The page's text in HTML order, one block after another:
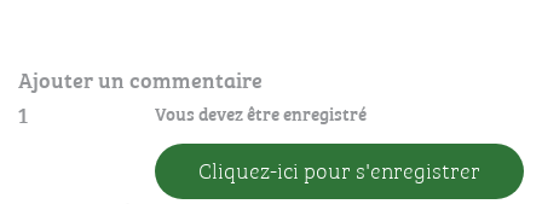
Ajouter un commentaire
Vous devez être enregistré
Cliquez-ici pour s'enregistrer
1